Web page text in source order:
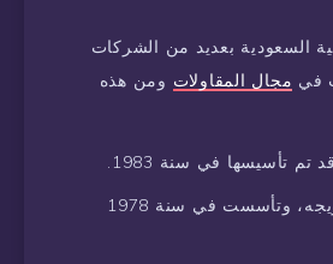
السعودية بعديد من الشركات
في مجال المقاولات ومن هذه
تأسيسها في سنة 1983.
شركة سعودي أويجه، وتأسست في سنة 1978